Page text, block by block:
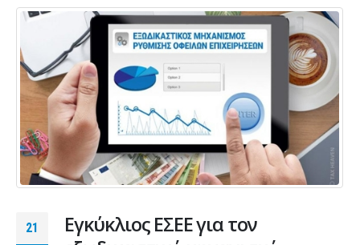
21
Εγκύκλιος ΕΣΕΕ για τον